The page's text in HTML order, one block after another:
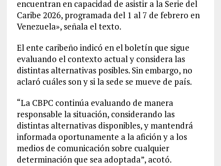
encuentran en capacidad de asistir a la Serie del
Caribe 2026, programada del 1 al 7 de febrero en
Venezuela», señala el texto.
El ente caribeño indicó en el boletín que sigue
evaluando el contexto actual y considera las
distintas alternativas posibles. Sin embargo, no
aclaró cuáles son y si la sede se mueve de país.
“La CBPC continúa evaluando de manera
responsable la situación, considerando las
distintas alternativas disponibles, y mantendrá
informada oportunamente a la afición y a los
medios de comunicación sobre cualquier
determinación que sea adoptada”, acotó.